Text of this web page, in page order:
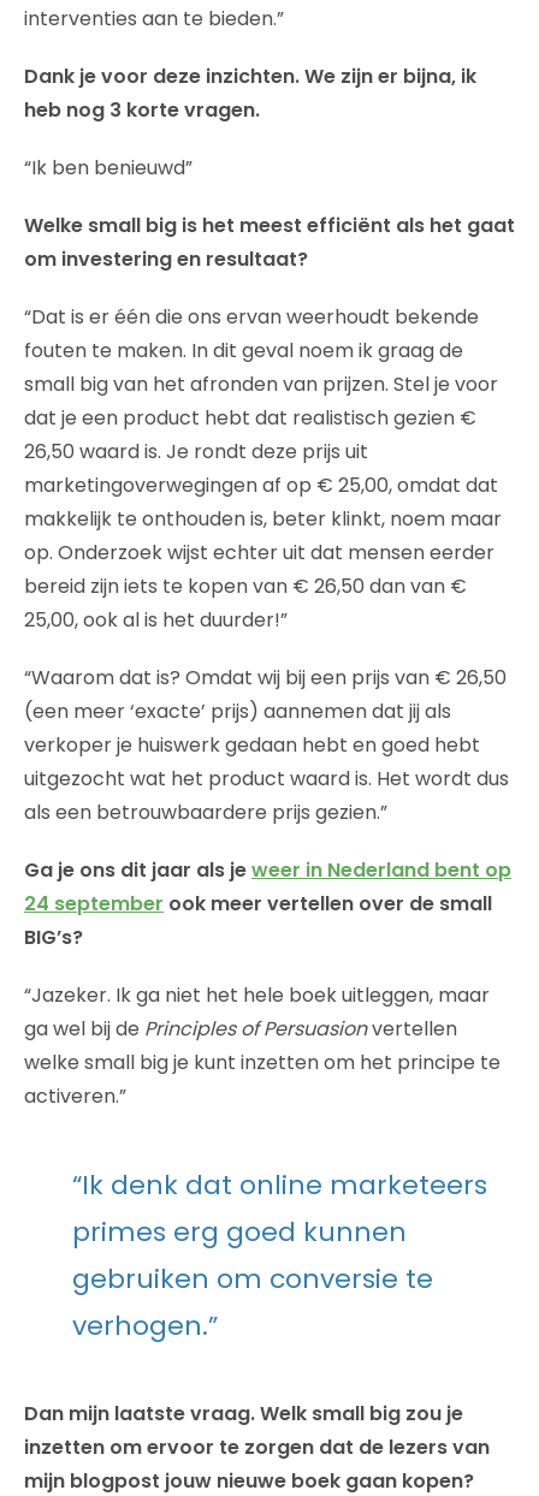
interventies aan te bieden.”
Dank je voor deze inzichten. We zijn er bijna, ik
heb nog 3 korte vragen.
“Ik ben benieuwd”
Welke small big is het meest efficiënt als het gaat
om investering en resultaat?
“Dat is er één die ons ervan weerhoudt bekende
fouten te maken. In dit geval noem ik graag de
small big van het afronden van prijzen. Stel je voor
dat je een product hebt dat realistisch gezien €
26,50 waard is. Je rondt deze prijs uit
marketingoverwegingen af op € 25,00, omdat dat
makkelijk te onthouden is, beter klinkt, noem maar
op. Onderzoek wijst echter uit dat mensen eerder
bereid zijn iets te kopen van € 26,50 dan van €
25,00, ook al is het duurder!”
“Waarom dat is? Omdat wij bij een prijs van € 26,50
(een meer ‘exacte’ prijs) aannemen dat jij als
verkoper je huiswerk gedaan hebt en goed hebt
uitgezocht wat het product waard is. Het wordt dus
als een betrouwbaardere prijs gezien.”
Ga je ons dit jaar als jeweer in Nederland bent op
24 september ook meer vertellen over de small
BIG’s?
“Jazeker. Ik ga niet het hele boek uitleggen, maar
ga wel bij de Principles of Persuasionvertellen
welke small big je kunt inzetten om het principe te
activeren.”
“Ik denk dat online marketeers
primes erg goed kunnen
gebruiken om conversie te
verhogen.”
Dan mijn laatste vraag. Welk small big zou je
inzetten om ervoor te zorgen dat de lezers van
mijn blogpost jouw nieuwe boek gaan kopen?